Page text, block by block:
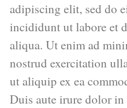
adipiscing elit, sed do
incididunt ut labore et
aliqua. Ut enim ad
nostrud exercitation
ut aliquip ex ea
Duis aute irure dolor